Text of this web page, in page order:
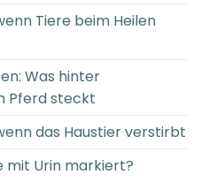
Tiere beim Heilen
Was hinter
Pferd steckt
das Haustier verstirbt
mit Urin markiert?